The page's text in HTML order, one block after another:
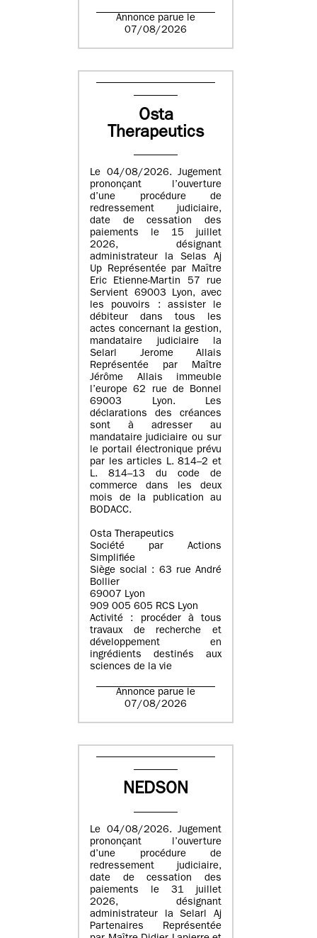
Annonce parue le
07/08/2026
Osta
Therapeutics
Le 04/08/2026. Jugement
prononçant l’ouverture
d’une procédure de
redressement judiciaire,
date de cessation des
paiements le 15 juillet
2026, désignant
administrateur la Selas Aj
Up Représentée par Maître
Eric Etienne-Martin 57 rue
Servient 69003 Lyon, avec
les pouvoirs : assister le
débiteur dans tous les
actes concernant la gestion,
mandataire judiciaire la
Selarl Jerome Allais
Représentée par Maître
Jérôme Allais immeuble
l’europe 62 rue de Bonnel
69003 Lyon. Les
déclarations des créances
sont à adresser au
mandataire judiciaire ou sur
le portail électronique prévu
par les articles L. 814–2 et
L. 814–13 du code de
commerce dans les deux
mois de la publication au
BODACC.
Osta Therapeutics
Société par Actions
Simplifiée
Siège social : 63 rue André
Bollier
69007 Lyon
909 005 605 RCS Lyon
Activité : procéder à tous
travaux de recherche et
développement en
ingrédients destinés aux
sciences de la vie
Annonce parue le
07/08/2026
NEDSON
Le 04/08/2026. Jugement
prononçant l’ouverture
d’une procédure de
redressement judiciaire,
date de cessation des
paiements le 31 juillet
2026, désignant
administrateur la Selarl Aj
Partenaires Représentée